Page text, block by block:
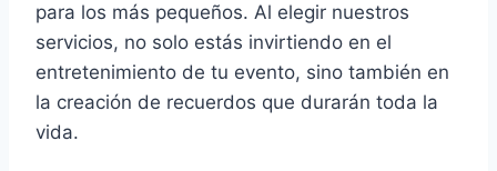
para los más pequeños. Al elegir nuestros
servicios, no solo estás invirtiendo en el
entretenimiento de tu evento, sino también en
la creación de recuerdos que durarán toda la
vida.